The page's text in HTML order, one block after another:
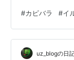
#カピバラ #イ
uz_blogの日